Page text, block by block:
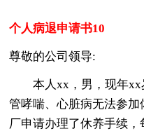
个人病退申请书10
尊敬的公司领导:
本人xx，男，现年xx
管哮喘、心脏病无法参
厂申请办理了休养手续